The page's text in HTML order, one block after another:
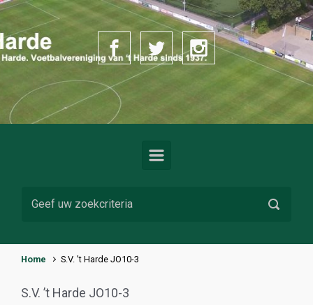
Spring naar de hoofdinhoud
Home S.V. ’t Harde JO10-3
S.V. ’t Harde JO10-3